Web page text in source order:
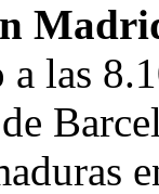
a las